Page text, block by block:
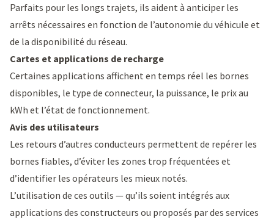
Parfaits pour les longs trajets, ils aident à anticiper les
arrêts nécessaires en fonction de l’autonomie du véhicule et
de la disponibilité du réseau.
Cartes et applications de recharge
Certaines applications affichent en temps réel les bornes
disponibles, le type de connecteur, la puissance, le prix au
kWh et l’état de fonctionnement.
Avis des utilisateurs
Les retours d’autres conducteurs permettent de repérer les
bornes fiables, d’éviter les zones trop fréquentées et
d’identifier les opérateurs les mieux notés.
L’utilisation de ces outils — qu’ils soient intégrés aux
applications des constructeurs ou proposés par des services